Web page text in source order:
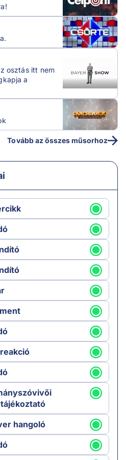
osztás itt nem
a
Tovább az összes műsorhoz
hangoló